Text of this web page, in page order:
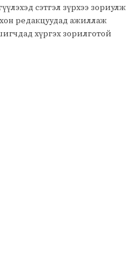
сэтгэл зүрхээ зориулж
редакцуудад ажиллаж
хүргэх зорилготой